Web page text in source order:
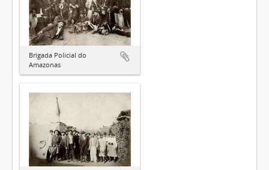
Brigada Policial do
Amazonas